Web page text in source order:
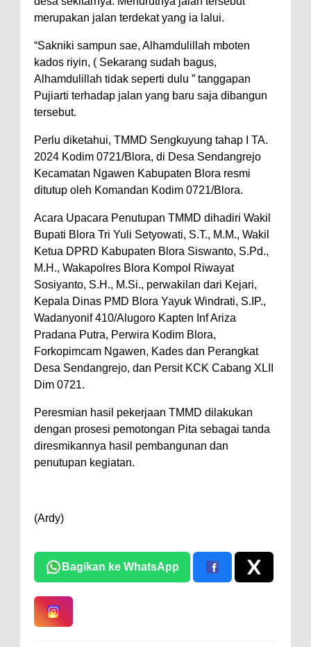
merupakan jalan terdekat yang ia lalui.
“Sakniki sampun sae, Alhamdulillah mboten
kados riyin, ( Sekarang sudah bagus,
Alhamdulillah tidak seperti dulu ” tanggapan
Pujiarti terhadap jalan yang baru saja dibangun
tersebut.
Perlu diketahui, TMMD Sengkuyung tahap I TA.
2024 Kodim 0721/Blora, di Desa Sendangrejo
Kecamatan Ngawen Kabupaten Blora resmi
ditutup oleh Komandan Kodim 0721/Blora.
Acara Upacara Penutupan TMMD dihadiri Wakil
Bupati Blora Tri Yuli Setyowati, S.T., M.M., Wakil
Ketua DPRD Kabupaten Blora Siswanto, S.Pd.,
M.H., Wakapolres Blora Kompol Riwayat
Sosiyanto, S.H., M.Si., perwakilan dari Kejari,
Kepala Dinas PMD Blora Yayuk Windrati, S.IP.,
Wadanyonif 410/Alugoro Kapten Inf Ariza
Pradana Putra, Perwira Kodim Blora,
Forkopimcam Ngawen, Kades dan Perangkat
Desa Sendangrejo, dan Persit KCK Cabang XLII
Dim 0721.
Peresmian hasil pekerjaan TMMD dilakukan
dengan prosesi pemotongan Pita sebagai tanda
diresmikannya hasil pembangunan dan
penutupan kegiatan.
(Ardy)
Bagikan ke WhatsApp